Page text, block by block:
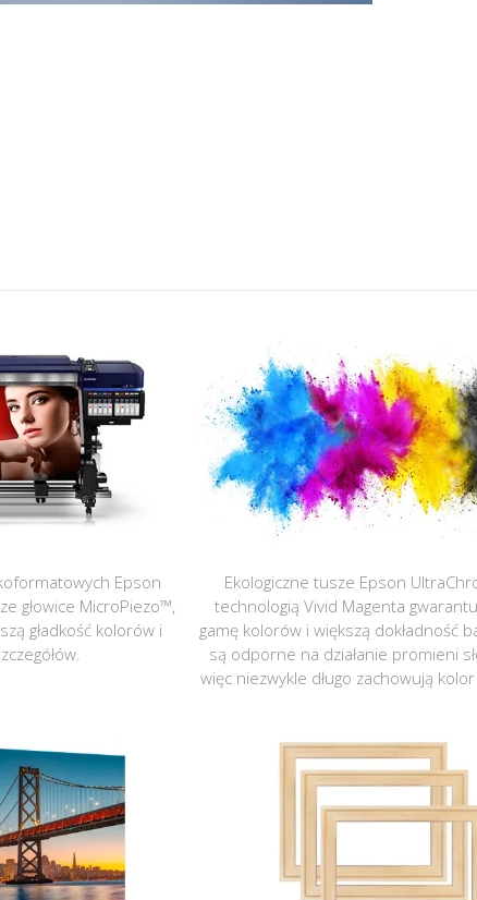
Epson
głowice MicroPiezo™,
gładkość kolorów i
Ekologiczne tusze Epson
technologią Vivid Magenta
gamę kolorów i większą dokładność
są odporne na działanie promieni
więc niezwykle długo zachowują